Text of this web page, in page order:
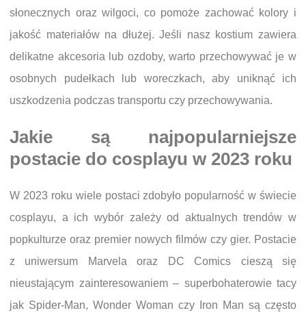
słonecznych oraz wilgoci, co pomoże zachować kolory i
jakość materiałów na dłużej. Jeśli nasz kostium zawiera
delikatne akcesoria lub ozdoby, warto przechowywać je w
osobnych pudełkach lub woreczkach, aby uniknąć ich
uszkodzenia podczas transportu czy przechowywania.
Jakie są najpopularniejsze
postacie do cosplayu w 2023 roku
W 2023 roku wiele postaci zdobyło popularność w świecie
cosplayu, a ich wybór zależy od aktualnych trendów w
popkulturze oraz premier nowych filmów czy gier. Postacie
z uniwersum Marvela oraz DC Comics cieszą się
nieustającym zainteresowaniem – superbohaterowie tacy
jak Spider-Man, Wonder Woman czy Iron Man są często